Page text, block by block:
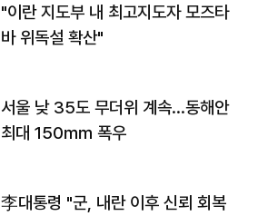
"이란 지도부 내 최고지도자 모즈타
바 위독설 확산"
서울 낮 35도 무더위 계속…동해안
최대 150㎜ 폭우
李대통령 "군, 내란 이후 신뢰 회복